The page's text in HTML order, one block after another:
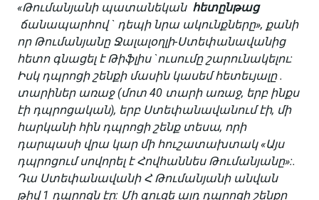
«Թումանյանի պատանեկան հետընթաց
ճանապարհով ` դեպի նրա ակունքները», քանի
որ Թումանյանը Ջալալօղլի-Ստեփանավանից
հետո գնացել է Թիֆլիս `ուսումը շարունակելու:
Իսկ դպրոցի շենքի մասին կասեմ հետեւյալը .
տարիներ առաջ (մոտ 40 տարի առաջ, երբ ինքս
էի դպրոցական), երբ Ստեփանավանում էի, մի
հարկանի հին դպրոցի շենք տեսա, որի
դարպասի վրա կար մի հուշատախտակ «Այս
դպրոցում սովորել է Հովհաննես Թումանյանը»:.
Դա Ստեփանավանի Հ Թումանյանի անվան
թիվ 1 դպրոցն էր: Մի գուցե այդ դպրոցի շենքը